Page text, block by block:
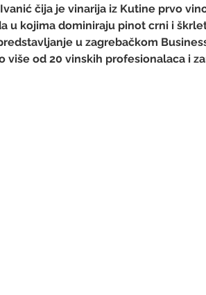
čija je vinarija iz Kutine prvo
u kojima dominiraju pinot crni i
u zagrebačkom
više od 20 vinskih profesionalaca i